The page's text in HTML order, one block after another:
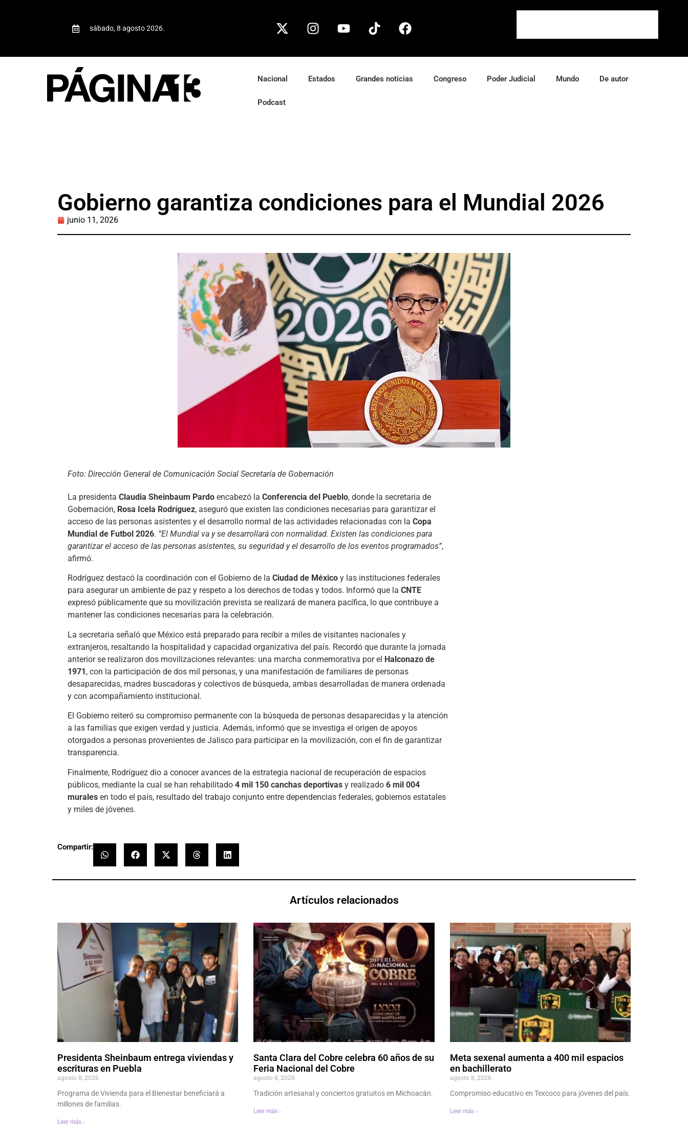
sábado, 8 agosto 2026.
Nacional Estados Grandes noticias Congreso Poder Judicial Mundo De autor
Podcast
Gobierno garantiza condiciones para el Mundial 2026
junio 11, 2026
Foto: Dirección General de Comunicación Social Secretaría de Gobernación
La presidenta Claudia Sheinbaum Pardo encabezó la Conferencia del Pueblo, donde la secretaria de
Gobernación, Rosa Icela Rodríguez, aseguró que existen las condiciones necesarias para garantizar el
acceso de las personas asistentes y el desarrollo normal de las actividades relacionadas con la Copa
Mundial de Futbol 2026. “El Mundial va y se desarrollará con normalidad. Existen las condiciones para
garantizar el acceso de las personas asistentes, su seguridad y el desarrollo de los eventos programados”,
afirmó.
Rodríguez destacó la coordinación con el Gobierno de la Ciudad de México y las instituciones federales
para asegurar un ambiente de paz y respeto a los derechos de todas y todos. Informó que la CNTE
expresó públicamente que su movilización prevista se realizará de manera pacífica, lo que contribuye a
mantener las condiciones necesarias para la celebración.
La secretaria señaló que México está preparado para recibir a miles de visitantes nacionales y
extranjeros, resaltando la hospitalidad y capacidad organizativa del país. Recordó que durante la jornada
anterior se realizaron dos movilizaciones relevantes: una marcha conmemorativa por el Halconazo de
1971, con la participación de dos mil personas, y una manifestación de familiares de personas
desaparecidas, madres buscadoras y colectivos de búsqueda, ambas desarrolladas de manera ordenada
y con acompañamiento institucional.
El Gobierno reiteró su compromiso permanente con la búsqueda de personas desaparecidas y la atención
a las familias que exigen verdad y justicia. Además, informó que se investiga el origen de apoyos
otorgados a personas provenientes de Jalisco para participar en la movilización, con el fin de garantizar
transparencia.
Finalmente, Rodríguez dio a conocer avances de la estrategia nacional de recuperación de espacios
públicos, mediante la cual se han rehabilitado 4 mil 150 canchas deportivas y realizado 6 mil 004
murales en todo el país, resultado del trabajo conjunto entre dependencias federales, gobiernos estatales
y miles de jóvenes.
Compartir:
Artículos relacionados
Presidenta Sheinbaum entrega viviendas y
escrituras en Puebla
agosto 8, 2026
Programa de Vivienda para el Bienestar beneficiará a
millones de familias.
Leer más ›
Santa Clara del Cobre celebra 60 años de su
Feria Nacional del Cobre
agosto 8, 2026
Tradición artesanal y conciertos gratuitos en Michoacán.
Leer más ›
Meta sexenal aumenta a 400 mil espacios
en bachillerato
agosto 8, 2026
Compromiso educativo en Texcoco para jóvenes del país.
Leer más ›